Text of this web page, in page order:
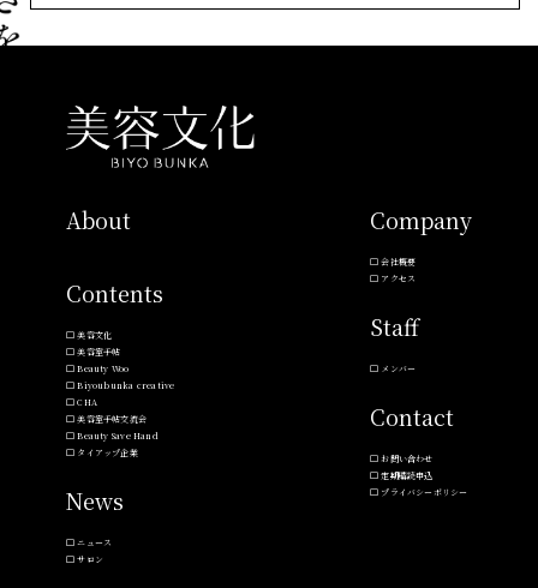
About
Contents
美容文化
美容室手帖
Beauty Woo
Biyoubunka creative
CHA
美容室手帖交流会
Beauty Save Hand
タイアップ企業
News
ニュース
サロン
Company
会社概要
アクセス
Staff
メンバー
Contact
お問い合わせ
定期購読申込
プライバシーポリシー